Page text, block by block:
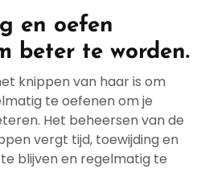
en oefen
beter te worden.
knippen van haar is om
te oefenen om je
Het beheersen van de
vergt tijd, toewijding en
blijven en regelmatig te